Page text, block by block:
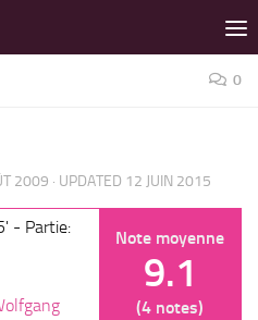
0
2009 · UPDATED 12 JUIN 2015
Note moyenne
9.1
(4 notes)
- Partie: